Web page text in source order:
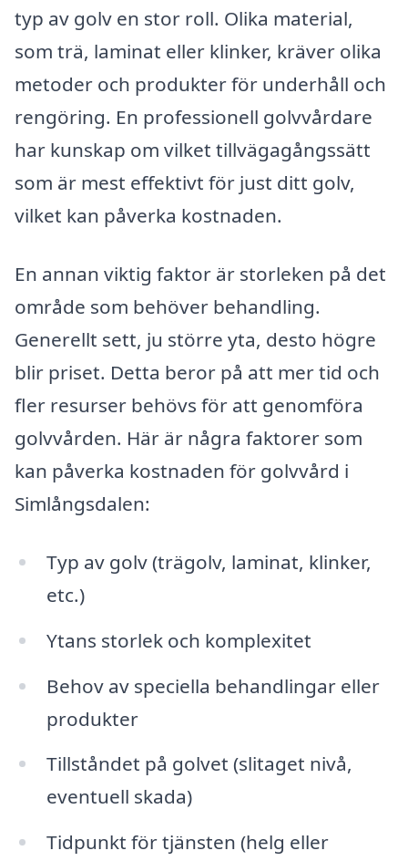
typ av golv en stor roll. Olika material,
som trä, laminat eller klinker, kräver olika
metoder och produkter för underhåll och
rengöring. En professionell golvvårdare
har kunskap om vilket tillvägagångssätt
som är mest effektivt för just ditt golv,
vilket kan påverka kostnaden.
En annan viktig faktor är storleken på det
område som behöver behandling.
Generellt sett, ju större yta, desto högre
blir priset. Detta beror på att mer tid och
fler resurser behövs för att genomföra
golvvården. Här är några faktorer som
kan påverka kostnaden för golvvård i
Simlångsdalen:
Typ av golv (trägolv, laminat, klinker,
etc.)
Ytans storlek och komplexitet
Behov av speciella behandlingar eller
produkter
Tillståndet på golvet (slitaget nivå,
eventuell skada)
Tidpunkt för tjänsten (helg eller